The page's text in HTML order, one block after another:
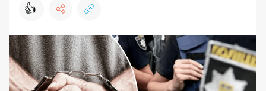
👍